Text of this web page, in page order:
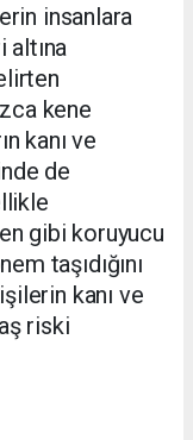
insanlara
altına
kene
kanı ve
de
gibi koruyucu
taşıdığını
kanı ve
riski